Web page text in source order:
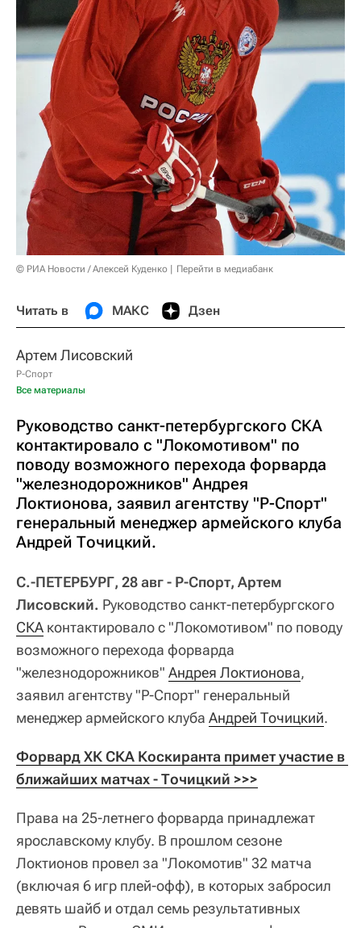
© РИА Новости / Алексей Куденко Перейти в медиабанк
Читать в МАКС Дзен
Артем Лисовский
Р-Спорт
Все материалы
Руководство санкт-петербургского СКА
контактировало с "Локомотивом" по
поводу возможного перехода форварда
"железнодорожников" Андрея
Локтионова, заявил агентству "Р-Спорт"
генеральный менеджер армейского клуба
Андрей Точицкий.
С.-ПЕТЕРБУРГ, 28 авг - Р-Спорт, Артем
Лисовский. Руководство санкт-петербургского
СКА контактировало с "Локомотивом" по поводу
возможного перехода форварда
"железнодорожников" Андрея Локтионова,
заявил агентству "Р-Спорт" генеральный
менеджер армейского клуба Андрей Точицкий.
Форвард ХК СКА Коскиранта примет участие в
ближайших матчах - Точицкий >>>
Права на 25-летнего форварда принадлежат
ярославскому клубу. В прошлом сезоне
Локтионов провел за "Локомотив" 32 матча
(включая 6 игр плей-офф), в которых забросил
девять шайб и отдал семь результативных